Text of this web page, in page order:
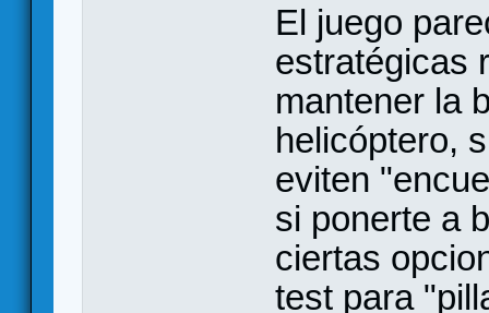
El juego
estratégicas
mantener la
helicóptero,
eviten
si ponerte a
ciertas
test para